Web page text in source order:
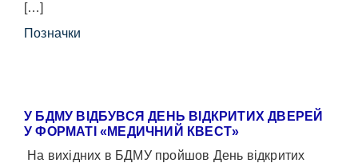
[…]
Позначки
У БДМУ ВІДБУВСЯ ДЕНЬ ВІДКРИТИХ ДВЕРЕЙ
У ФОРМАТІ «МЕДИЧНИЙ КВЕСТ»
На вихідних в БДМУ пройшов День відкритих